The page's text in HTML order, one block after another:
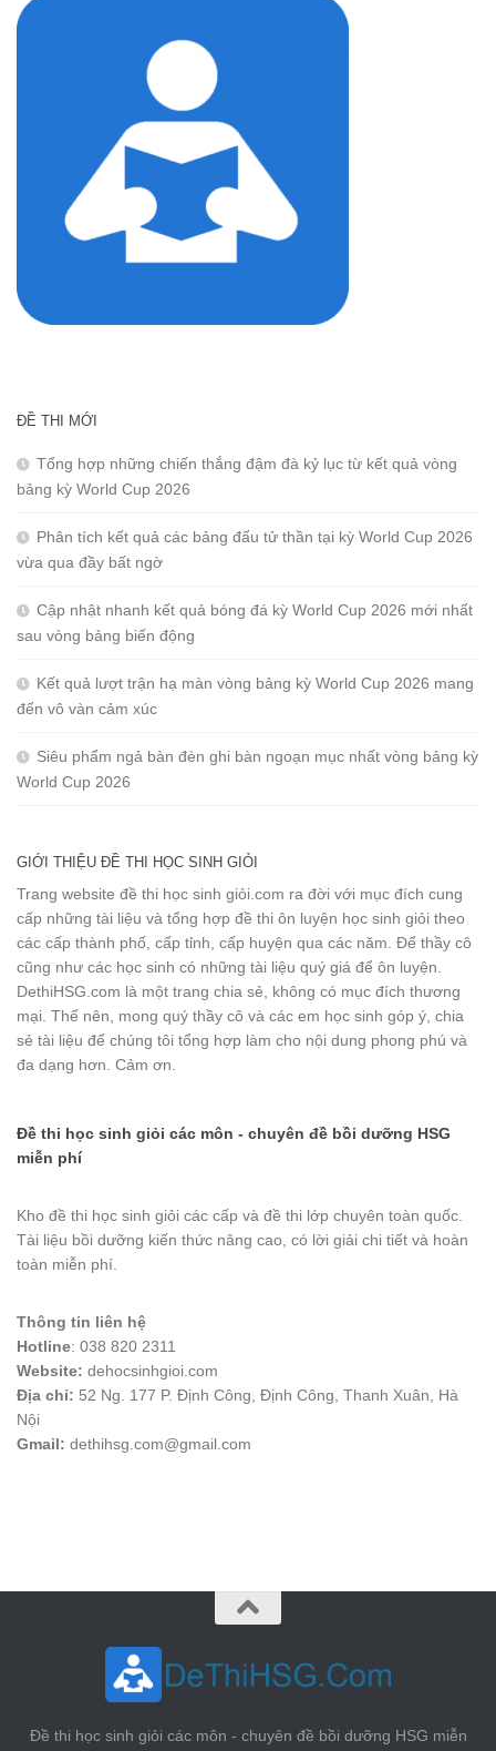
ĐỀ THI MỚI
Tổng hợp những chiến thắng đậm đà kỷ lục từ kết quả vòng
bảng kỳ World Cup 2026
Phân tích kết quả các bảng đấu tử thần tại kỳ World Cup 2026
vừa qua đầy bất ngờ
Cập nhật nhanh kết quả bóng đá kỳ World Cup 2026 mới nhất
sau vòng bảng biến động
Kết quả lượt trận hạ màn vòng bảng kỳ World Cup 2026 mang
đến vô vàn cảm xúc
Siêu phẩm ngả bàn đèn ghi bàn ngoạn mục nhất vòng bảng kỳ
World Cup 2026
GIỚI THIỆU ĐỀ THI HỌC SINH GIỎI
Trang website đề thi học sinh giỏi.com ra đời với mục đích cung
cấp những tài liệu và tổng hợp đề thi ôn luyện học sinh giỏi theo
các cấp thành phố, cấp tỉnh, cấp huyện qua các năm. Để thầy cô
cũng như các học sinh có những tài liệu quý giá để ôn luyện.
DethiHSG.com là một trang chia sẻ, không có mục đích thương
mại. Thế nên, mong quý thầy cô và các em học sinh góp ý, chia
sẻ tài liệu để chúng tôi tổng hợp làm cho nội dung phong phú và
đa dạng hơn. Cảm ơn.
Đề thi học sinh giỏi các môn - chuyên đề bồi dưỡng HSG
miễn phí
Kho đề thi học sinh giỏi các cấp và đề thi lớp chuyên toàn quốc.
Tài liệu bồi dưỡng kiến thức nâng cao, có lời giải chi tiết và hoàn
toàn miễn phí.
Thông tin liên hệ
Hotline: 038 820 2311
Website: dehocsinhgioi.com
Địa chỉ: 52 Ng. 177 P. Định Công, Định Công, Thanh Xuân, Hà
Nội
Gmail: dethihsg.com@gmail.com
Đề thi học sinh giỏi các môn - chuyên đề bồi dưỡng HSG miễn